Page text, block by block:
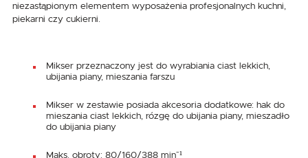
niezastąpionym elementem wyposażenia profesjonalnych kuchni,
piekarni czy cukierni.
Mikser przeznaczony jest do wyrabiania ciast lekkich,
ubijania piany, mieszania farszu
Mikser w zestawie posiada akcesoria dodatkowe: hak do
mieszania ciast lekkich, rózgę do ubijania piany, mieszadło
do ubijania piany
Maks. obroty: 80/160/388 min⁻¹